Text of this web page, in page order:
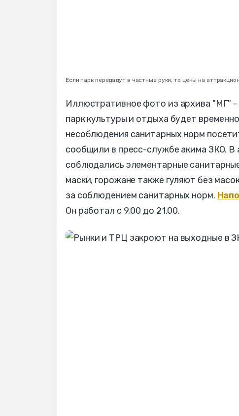
Если парк передадут в частные руки, то цены на
Иллюстративное фото из архива "МГ"
парк культуры и отдыха будет
несоблюдения санитарных норм
сообщили в пресс-службе акима ЗКО. В
соблюдались элементарные
маски, горожане также гуляют без
за соблюдением санитарных норм.
Он работал с 9.00 до 21.00.